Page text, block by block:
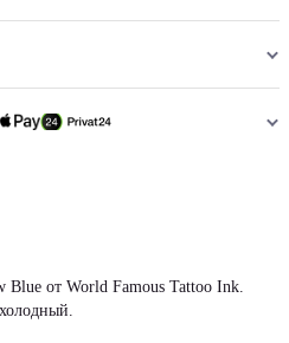
Blue от World Famous Tattoo Ink.